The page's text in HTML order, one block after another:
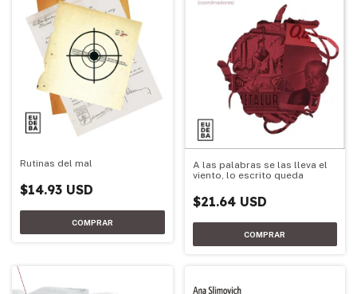
Rutinas del mal
$14.93 USD
A las palabras se las lleva el
viento, lo escrito queda
$21.64 USD